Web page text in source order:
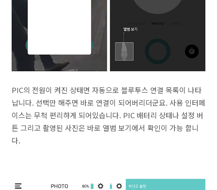
PIC의 전원이 켜진 상태면 자동으로 블루투스 연결 목록이 나타
납니다. 선택만 해주면 바로 연결이 되어버리더군요. 사용 인터페
이스는 무척 편리하게 되어있습니다. PIC 배터리 상태나 설정 버
튼 그리고 촬영된 사진은 바로 앨범 보기에서 확인이 가능 합니
다.